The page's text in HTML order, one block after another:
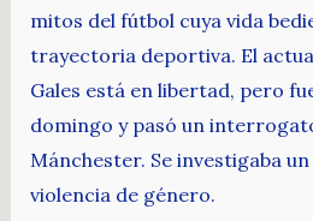
mitos del fútbol cuya vida
trayectoria deportiva. El
Gales está en libertad, pero
domingo y pasó un
Mánchester. Se investigaba
violencia de género.